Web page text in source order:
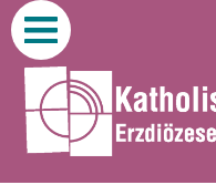
Zum
Inhalt